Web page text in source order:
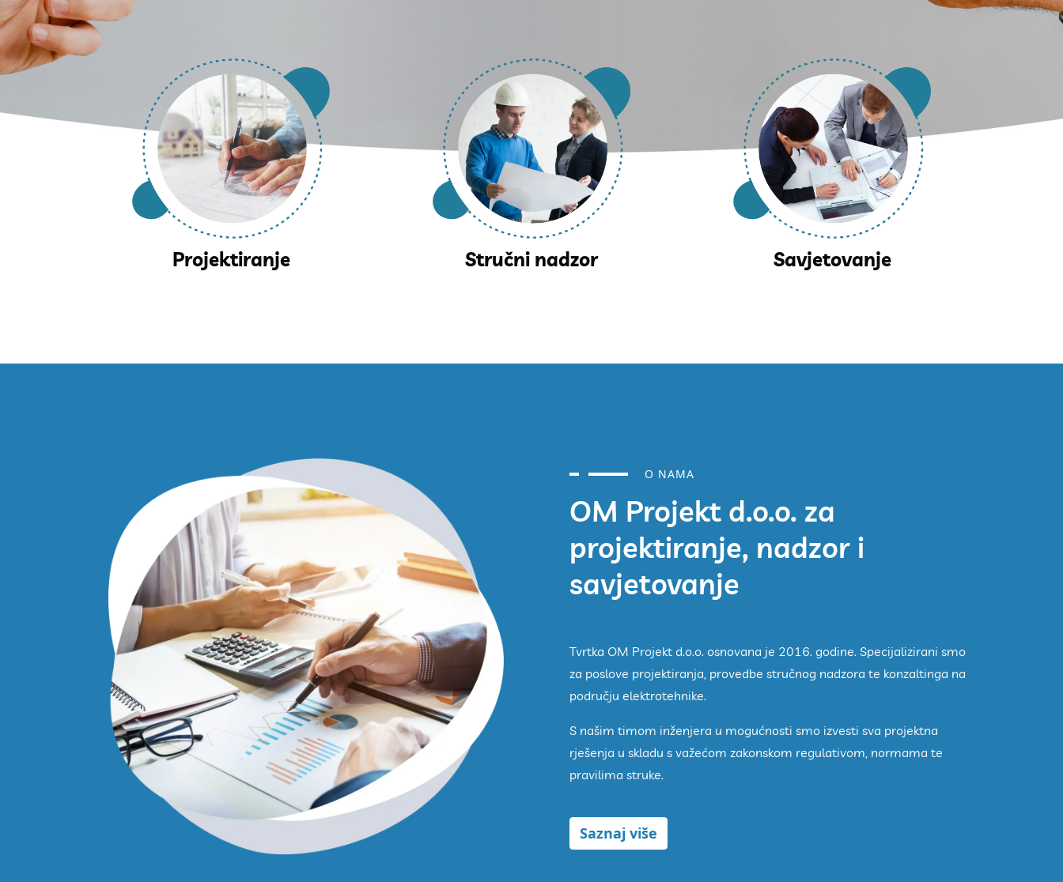
Projektiranje Stručni nadzor Savjetovanje
O NAMA
OM Projekt d.o.o. za
projektiranje, nadzor i
savjetovanje
Tvrtka OM Projekt d.o.o. osnovana je 2016. godine. Specijalizirani smo
za poslove projektiranja, provedbe stručnog nadzora te konzaltinga na
području elektrotehnike.
S našim timom inženjera u mogućnosti smo izvesti sva projektna
rješenja u skladu s važećom zakonskom regulativom, normama te
pravilima struke.
Saznaj više